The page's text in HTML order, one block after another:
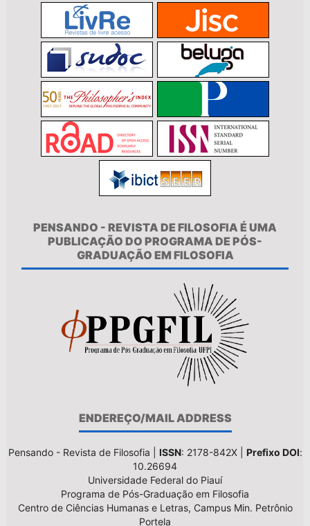
PENSANDO - REVISTA DE FILOSOFIA É UMA
PUBLICAÇÃO DO PROGRAMA DE PÓS-
GRADUAÇÃO EM FILOSOFIA
ENDEREÇO/MAIL ADDRESS
Pensando - Revista de Filosofia | ISSN: 2178-842X | Prefixo DOI:
10.26694
Universidade Federal do Piauí
Programa de Pós-Graduação em Filosofia
Centro de Ciências Humanas e Letras, Campus Min. Petrônio
Portela